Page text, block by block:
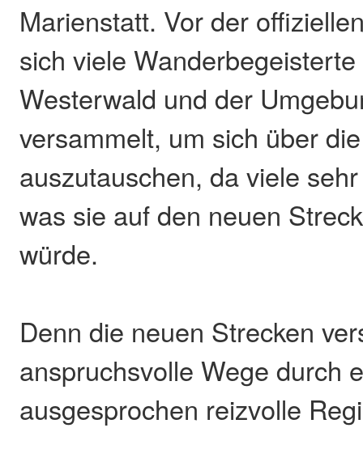
Marienstatt. Vor der
sich viele
Westerwald und der
versammelt, um sich über
auszutauschen, da viele
was sie auf den neuen
würde.
Denn die neuen Strecken
anspruchsvolle Wege durch
ausgesprochen reizvolle